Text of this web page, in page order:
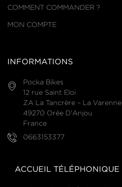
COMMENT COMMANDER ?
MON COMPTE
INFORMATIONS
Pocka Bikes
12 rue Saint Eloi
ZA La Tancrère – La Varenne
49270 Orée D'Anjou
France
0663153377
ACCUEIL TÉLÉPHONIQUE